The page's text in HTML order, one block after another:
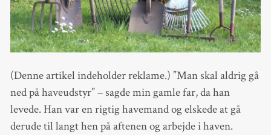
(Denne artikel indeholder reklame.) ”Man skal aldrig gå
ned på haveudstyr” – sagde min gamle far, da han
levede. Han var en rigtig havemand og elskede at gå
derude til langt hen på aftenen og arbejde i haven.